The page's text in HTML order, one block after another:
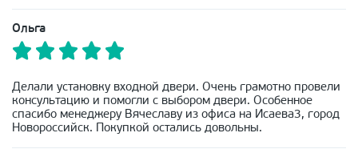
Ольга
Делали установку входной двери. Очень грамотно провели
консультацию и помогли с выбором двери. Особенное
спасибо менеджеру Вячеславу из офиса на Исаева3, город
Новороссийск. Покупкой остались довольны.